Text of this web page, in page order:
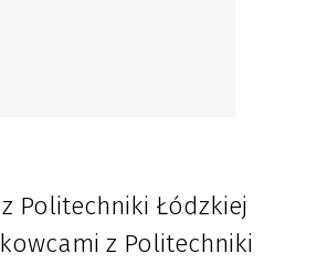
Politechniki Łódzkiej
z Politechniki